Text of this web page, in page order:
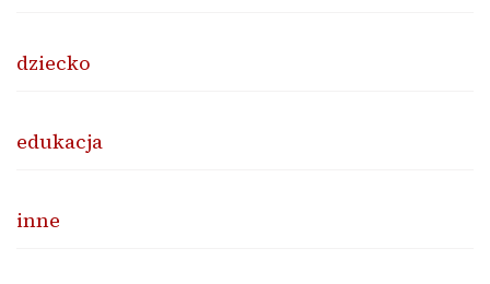
dziecko
edukacja
inne